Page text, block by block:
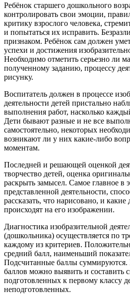
Ребёнок старшего дошкольного
контролировать свои эмоции,
критику взрослого человека,
и попытаться их исправить.
признаком. Ребёнок сам должен
успехи и достижения
Необходимо отметить серьезно ли
полученному заданию, процессу
рисунку.
Воспитатель должен в процессе
деятельности детей пристально
выполнения работ, насколько
Дети бывают разные и не все
самостоятельно, некоторых
возникают ли у них какие-либо
моментам.
Последней и решающей оценкой
творчество детей, оценка
раскрыть замысел. Самое главное в
представленной деятельности,
рассказать, что нарисовано, и
происходят на его изображении.
Диагностика изобразительной
(дошкольника) осуществляется по
каждому из критериев.
средний балл, наименьший
Подсчитанные баллы суммируются.
баллов можно выявить и составить
подготовленных к первому классу
неподготовленных.